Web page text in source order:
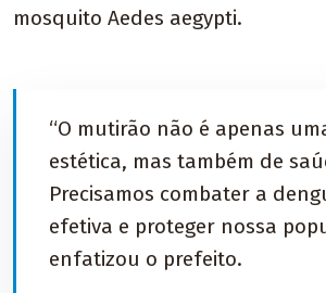
mosquito Aedes aegypti.
“O mutirão não é apenas
estética, mas também de
Precisamos combater a
efetiva e proteger nossa
enfatizou o prefeito.